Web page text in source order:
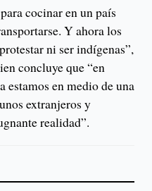
cocinar en un país
Y ahora los
ni ser indígenas”,
concluye que “en
en medio de una
extranjeros y
realidad”.